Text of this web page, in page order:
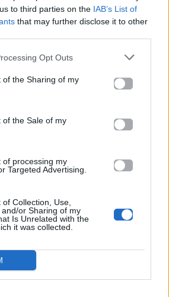
to third parties on the IAB’s List of
that may further disclose it to other
Opt Outs
of the Sharing of my
of the Sale of my
of processing my
Targeted Advertising.
Collection, Use,
or Sharing of my
Is Unrelated with the
it was collected.
αυτό το άρθρο
Οδηγός TikTok: Οι 3
ρυθμίσεις που
ενεργοποιήσεις